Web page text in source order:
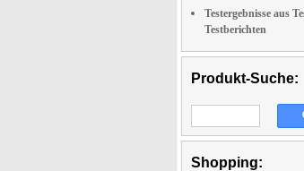
Testergebnisse aus
Testberichten
Produkt-Suche:
Shopping: